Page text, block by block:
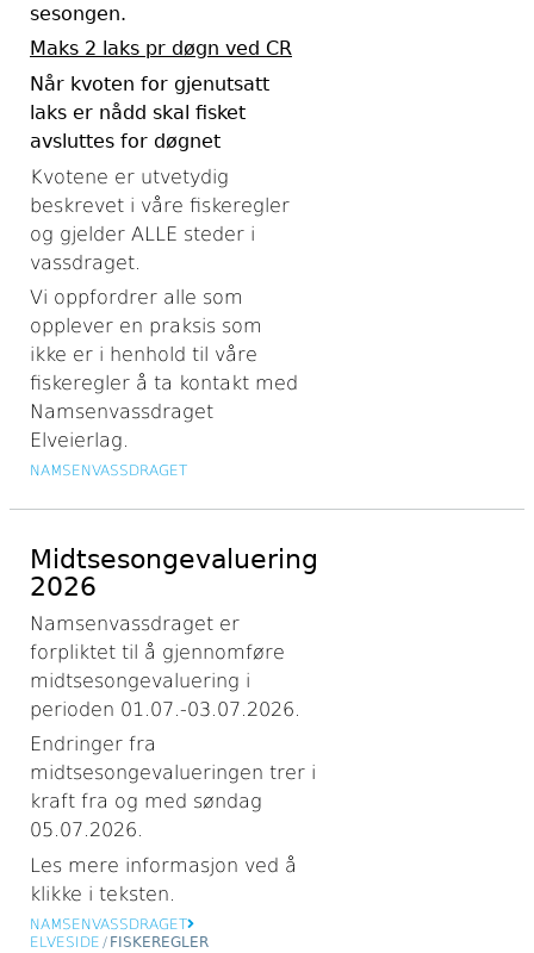
sesongen.
Maks 2 laks pr døgn ved CR
Når kvoten for gjenutsatt
laks er nådd skal fisket
avsluttes for døgnet
Kvotene er utvetydig
beskrevet i våre fiskeregler
og gjelder ALLE steder i
vassdraget.
Vi oppfordrer alle som
opplever en praksis som
ikke er i henhold til våre
fiskeregler å ta kontakt med
Namsenvassdraget
Elveierlag.
NAMSENVASSDRAGET
Midtsesongevaluering
2026
Namsenvassdraget er
forpliktet til å gjennomføre
midtsesongevaluering i
perioden 01.07.-03.07.2026.
Endringer fra
midtsesongevalueringen trer i
kraft fra og med søndag
05.07.2026.
Les mere informasjon ved å
klikke i teksten.
NAMSENVASSDRAGET
ELVESIDE / FISKEREGLER